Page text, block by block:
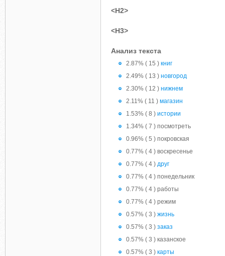
<H2>
<H3>
Анализ текста
2.87% ( 15 ) книг
2.49% ( 13 ) новгород
2.30% ( 12 ) нижнем
2.11% ( 11 ) магазин
1.53% ( 8 ) истории
1.34% ( 7 ) посмотреть
0.96% ( 5 ) покровская
0.77% ( 4 ) воскресенье
0.77% ( 4 ) друг
0.77% ( 4 ) понедельник
0.77% ( 4 ) работы
0.77% ( 4 ) режим
0.57% ( 3 ) жизнь
0.57% ( 3 ) заказ
0.57% ( 3 ) казанское
0.57% ( 3 ) карты